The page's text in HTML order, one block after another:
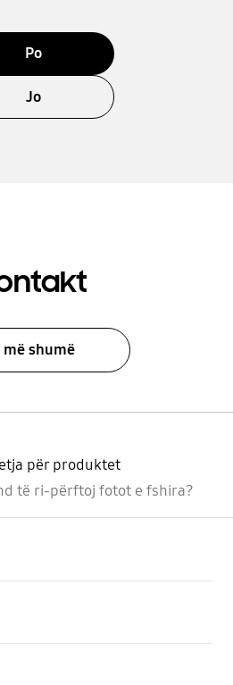
Po
Jo
më shumë
për produktet
të ri-përftoj fotot e fshira?